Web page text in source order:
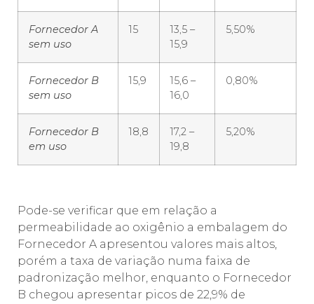
Fornecedor A
sem uso
15
13,5 –
15,9
5,50%
Fornecedor B
sem uso
15,9
15,6 –
16,0
0,80%
Fornecedor B
em uso
18,8
17,2 –
19,8
5,20%
Pode-se verificar que em relação a
permeabilidade ao oxigênio a embalagem do
Fornecedor A apresentou valores mais altos,
porém a taxa de variação numa faixa de
padronização melhor, enquanto o Fornecedor
B chegou apresentar picos de 22,9% de